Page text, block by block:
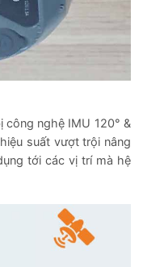
công nghệ IMU 120° &
suất vượt trội nâng
tới các vị trí mà hệ